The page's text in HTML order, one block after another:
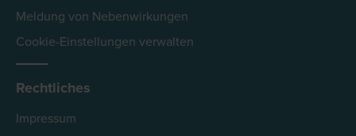
Meldung von Nebenwirkungen
Cookie-Einstellungen verwalten
Rechtliches
Impressum